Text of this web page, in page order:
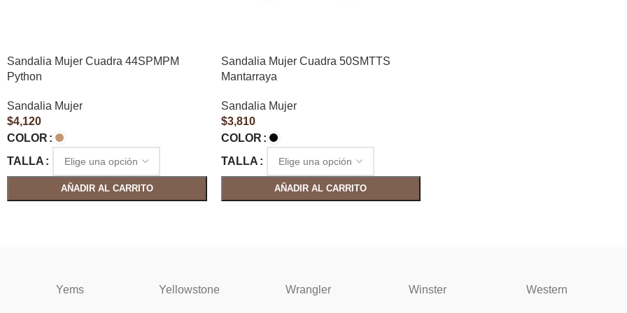
Sandalia Mujer Cuadra 44SPMPM
Python
Sandalia Mujer
$4,120
COLOR
TALLA
AÑADIR AL CARRITO
Sandalia Mujer Cuadra 50SMTTS
Mantarraya
Sandalia Mujer
$3,810
COLOR
TALLA
AÑADIR AL CARRITO
Yems Yellowstone Wrangler Winster Western